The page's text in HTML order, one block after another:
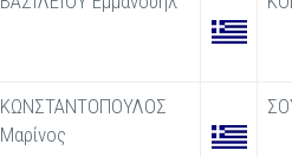
ΚΩΝΣΤΑΝΤΟΠΟΥΛΟΣ
Μαρίνος